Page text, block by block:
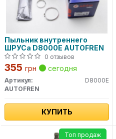
Пыльник внутреннего
ШРУСа D8000E AUTOFREN
0 отзывов
355 грн сегодня
Артикул:
D8000E
AUTOFREN
КУПИТЬ
Топ продаж